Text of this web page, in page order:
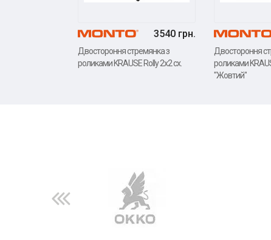
3540 грн.
Двостороння стремянка з
роликами KRAUSE Rolly 2x2 сх.
Двостороння
роликами
"Жовтий"